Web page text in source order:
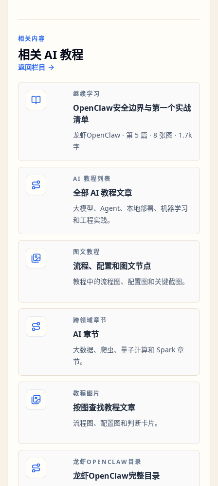
相关内容
相关 AI 教程
返回栏目
继续学习
OpenClaw安全边界与第一个实战
清单
龙虾OpenClaw · 第 5 篇 · 8 张图 · 1.7k
字
AI 教程列表
全部 AI 教程文章
大模型、Agent、本地部署、机器学习
和工程实践。
图文教程
流程、配置和图文节点
教程中的流程图、配置图和关键截图。
跨领域章节
AI 章节
大数据、爬虫、量子计算和 Spark 章
节。
教程图片
按图查找教程文章
流程图、配置图和判断卡片。
龙虾OPENCLAW目录
龙虾OpenClaw完整目录